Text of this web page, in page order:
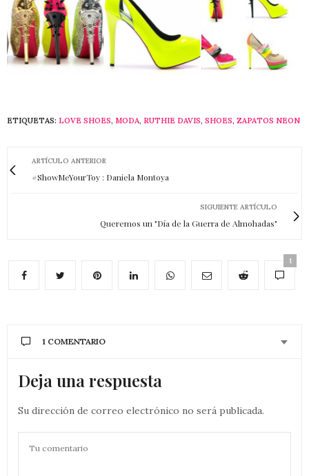
ETIQUETAS: LOVE SHOES, MODA, RUTHIE DAVIS, SHOES, ZAPATOS NEON
ARTÍCULO ANTERIOR
#ShowMeYourToy : Daniela Montoya
SIGUIENTE ARTÍCULO
Queremos un "Día de la Guerra de Almohadas"
1
1 COMENTARIO
Deja una respuesta
Su dirección de correo electrónico no será publicada.